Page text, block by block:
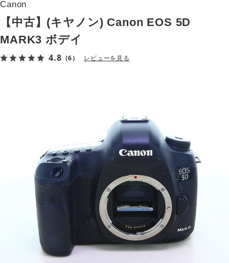
Canon
【中古】(キヤノン) Canon EOS 5D
MARK3 ボデイ
4.8 （6） レビューを見る